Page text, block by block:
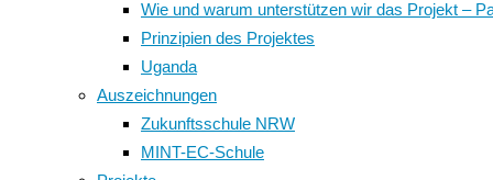
Wie und warum unterstützen wir das Projekt –
Prinzipien des Projektes
Uganda
Auszeichnungen
Zukunftsschule NRW
MINT-EC-Schule